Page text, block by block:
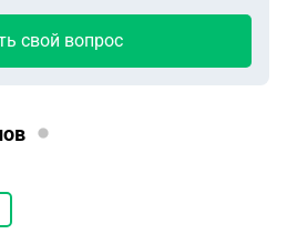
свой вопрос